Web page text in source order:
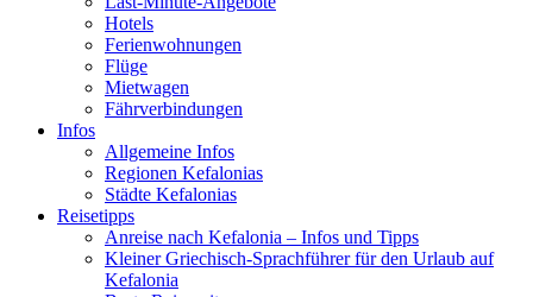
Hotels
Ferienwohnungen
Flüge
Mietwagen
Fährverbindungen
Infos
Allgemeine Infos
Regionen Kefalonias
Städte Kefalonias
Reisetipps
Anreise nach Kefalonia – Infos und Tipps
Kleiner Griechisch-Sprachführer für den Urlaub auf
Kefalonia